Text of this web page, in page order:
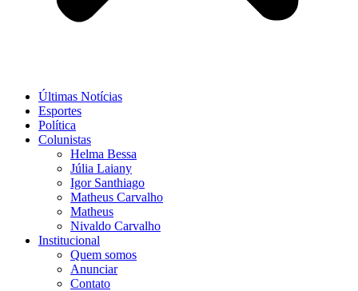
Últimas Notícias
Esportes
Política
Colunistas
Helma Bessa
Júlia Laiany
Igor Santhiago
Matheus Carvalho
Matheus
Nivaldo Carvalho
Institucional
Quem somos
Anunciar
Contato